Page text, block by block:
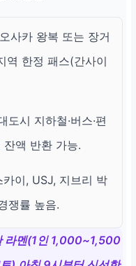
사카 왕복 또는 장거
역 한정 패스(간사이
도시 지하철·버스·편
액 반환 가능.
이, USJ, 지브리 박
쟁률 높음.
라멘(1인 1,000~1,500